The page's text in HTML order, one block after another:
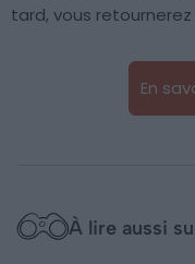
tard, vous retournerez
En
À lire aussi